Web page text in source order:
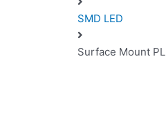
SMD LED
Surface Mount